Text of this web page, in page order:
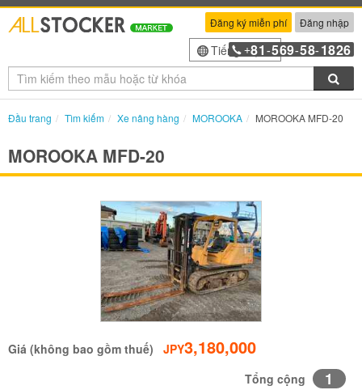
Đăng ký miễn phí Đăng nhập
Tiếng Việt
+81 -569-58-1826
Đầu trang Tìm kiếm Xe nâng hàng MOROOKA MOROOKA MFD-20
MOROOKA MFD-20
Giá (không bao gồm thuế) JPY3,180,000
Tổng cộng 1